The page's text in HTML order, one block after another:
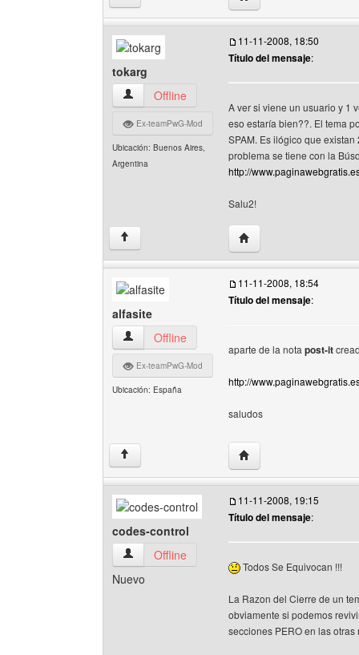
tokarg
tokarg Ver perfil del usuario
Offline
Ex-teamPwG-Mod
Ubicación: Buenos Aires,
Argentina
11-11-2008, 18:50
Título del mensaje:
A ver si viene un usuario y 1
eso estaría bien??. El tema
SPAM. Es ilógico que
problema se tiene con la
http://
Salu2!
↑ Visitar sitio web del
alfasite
alfasite Ver perfil del usuario
Offline
Ex-teamPwG-Mod
Ubicación: España
11-11-2008, 18:54
Título del mensaje:
aparte de la nota post-it
http://
saludos
↑ Visitar sitio web del
codes-control
codes-control Ver perfil del usuario
Offline
Nuevo
11-11-2008, 19:15
Título del mensaje:
Todos Se Equivocan !!!
La Razon del Cierre de un
obviamente si podemos
secciones PERO en las